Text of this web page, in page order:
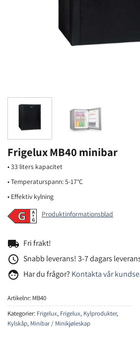
Frigelux MB40 minibar
• 33 liters kapacitet
• Temperaturspann: 5-17°C
• Effektiv kylning
Produktinformationsblad
local_shipping Fri frakt!
access_time Snabb leverans! 3-7 dagars
face Har du frågor? Kontakta vår
Artikelnr: MB40
Kategorier: Frigelux, Frigelux, Kylprodukter,
Kylskåp, Minibar / Minikjøleskap